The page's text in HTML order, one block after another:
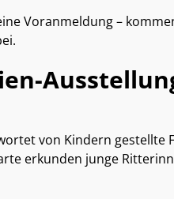
Voranmeldung –
von Kindern gestellte
erkunden junge